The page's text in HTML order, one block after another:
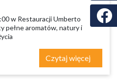
w Restauracji Umberto
pełne aromatów, natury i
Czytaj więcej